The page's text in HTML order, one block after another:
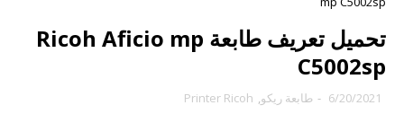
تحميل تعريف طابعة Ricoh Aficio mp
C5002sp
6/20/2021
- طابعة ريكو,
Printer Ricoh